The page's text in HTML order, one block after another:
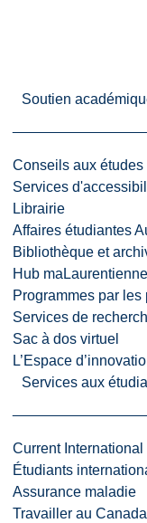
Soutien
Conseils aux études
Services
Librairie
Affaires étudiantes
Bibliothèque et
Hub maLaurentienne
Programmes par les
Services de
Sac à dos virtuel
L’Espace
Services aux
Current International
Étudiants
Assurance maladie
Travailler au Canada